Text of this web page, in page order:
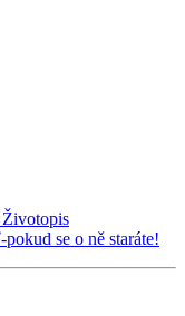
Životopis
se o ně staráte!